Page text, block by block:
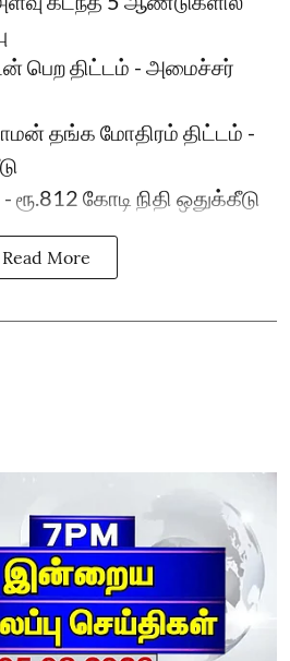
பெற திட்டம் - அமைச்சர்
தங்க மோதிரம் திட்டம் -
கோடி நிதி ஒதுக்கீடு
Read More